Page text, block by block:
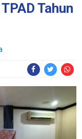
Tahun